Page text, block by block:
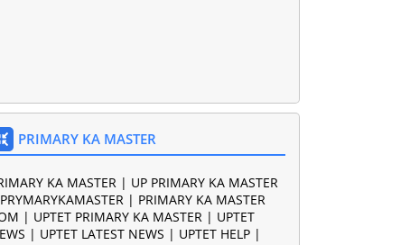
PRIMARY KA MASTER
KA MASTER | UP PRIMARY KA MASTER
| PRIMARY KA MASTER
| UPTET PRIMARY KA MASTER | UPTET
| UPTET LATEST NEWS | UPTET HELP |